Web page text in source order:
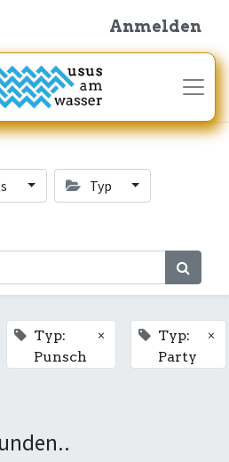
Anmelden
Typ
Typ:
Punsch
×
Typ:
Party
×